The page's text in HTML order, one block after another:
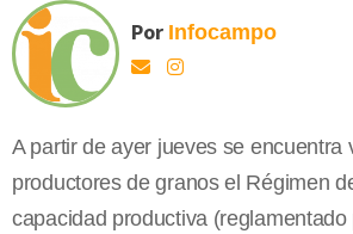
Por Infocampo
A partir de ayer jueves se encuentra
productores de granos el Régimen
capacidad productiva (reglamentado